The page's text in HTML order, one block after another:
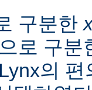
구분한
로 구분
의